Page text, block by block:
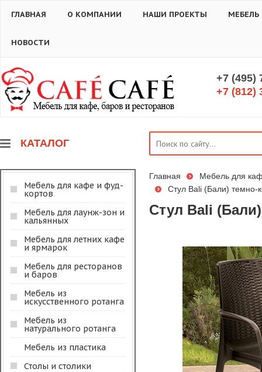
ГЛАВНАЯ О КОМПАНИИ НАШИ ПРОЕКТЫ
НОВОСТИ
+7 (495)
+7 (812)
КАТАЛОГ
Мебель для кафе и фуд-
кортов
Мебель для лаунж-зон и
кальянных
Мебель для летних кафе
и ярмарок
Мебель для ресторанов
и баров
Мебель из
искусственного ротанга
Мебель из
натурального ротанга
Мебель из пластика
Столы и столики
Главная
Мебель для
Стул Bali (Бали) темно-
Стул Bali